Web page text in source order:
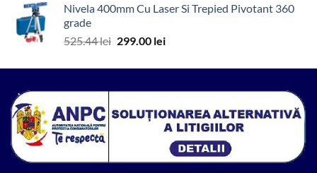
fost:
65.00 lei.
Nivela 400mm Cu Laser Si Trepied Pivotant 360
grade
525.44lei Prețul
a
299.00 leiPrețul
este: